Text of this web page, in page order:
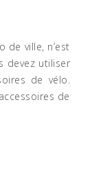
de ville, n’est
devez utiliser
de vélo.
de